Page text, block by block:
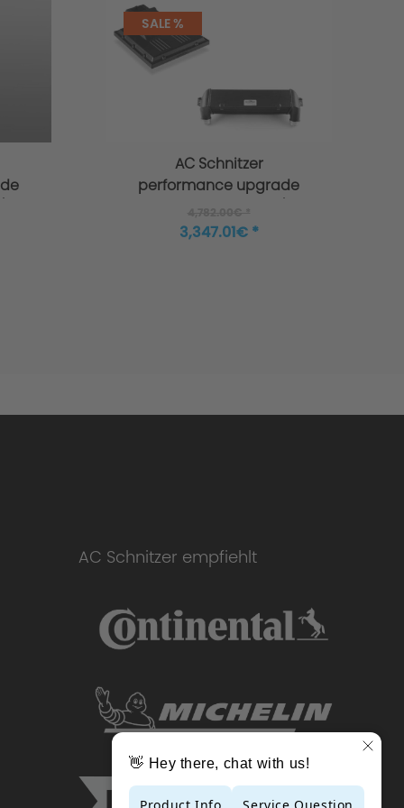
SALE %
AC Schnitzer
performance upgrade
335i 335i xDrive
3,347.01€ *
AC Schnitzer empfiehlt